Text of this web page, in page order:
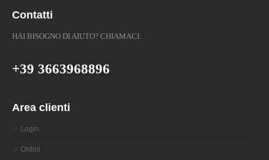
Contatti
HAI BISOGNO DI AIUTO? CHIAMACI:
+39 3663968896
Area clienti
Login
Ordini